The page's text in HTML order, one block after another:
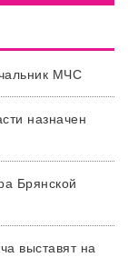
МЧС
назначен
Брянской
выставят на